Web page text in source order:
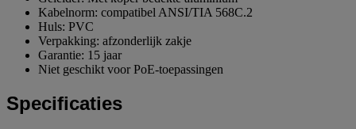
Kabelnorm: compatibel ANSI/TIA 568C.2
Huls: PVC
Verpakking: afzonderlijk zakje
Garantie: 15 jaar
Niet geschikt voor PoE-toepassingen
Specificaties